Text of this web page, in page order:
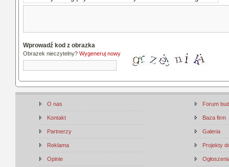
Wprowadź kod z obrazka
Obrazek nieczytelny? Wygeneruj nowy
O nas
Kontakt
Partnerzy
Reklama
Opinie
Forum
Baza firm
Galeria
Projekty